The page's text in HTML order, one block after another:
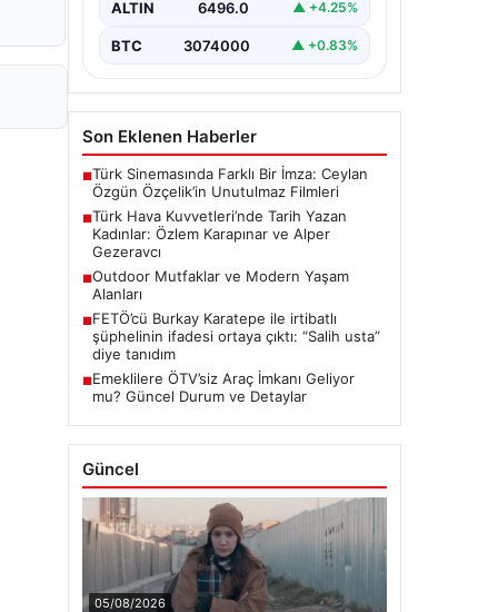
ALTIN 6496.0 ▲ +4.25%
BTC 3074000 ▲ +0.83%
Son Eklenen Haberler
■Türk Sinemasında Farklı Bir İmza: Ceylan
Özgün Özçelik’in Unutulmaz Filmleri
■Türk Hava Kuvvetleri’nde Tarih Yazan
Kadınlar: Özlem Karapınar ve Alper
Gezeravcı
■Outdoor Mutfaklar ve Modern Yaşam
Alanları
■FETÖ’cü Burkay Karatepe ile irtibatlı
şüphelinin ifadesi ortaya çıktı: “Salih usta”
diye tanıdım
■Emeklilere ÖTV’siz Araç İmkanı Geliyor
mu? Güncel Durum ve Detaylar
Güncel
05/08/2026